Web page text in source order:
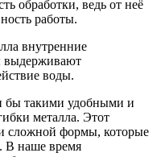
обработки, ведь от неё
работы.
выдерживают
воды.
такими удобными и
металла. Этот
сложной формы, которые
В наше время